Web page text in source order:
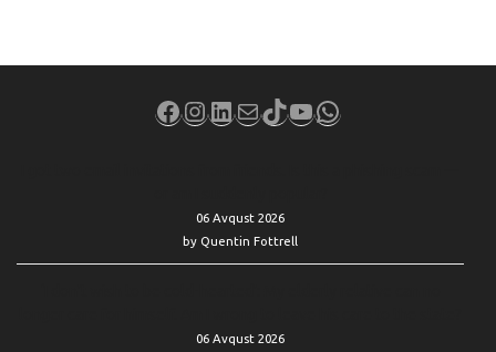
Facebook
Instagram
LinkedIn
MailTikTok
YouTube
WhatsApp
06 Avqust 2026
by Quentin Fottrell
06 Avqust 2026